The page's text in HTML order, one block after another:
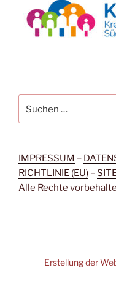
nach:
IMPRESSUM –
RICHTLINIE (EU) –
Alle Rech­te
Erstellung der